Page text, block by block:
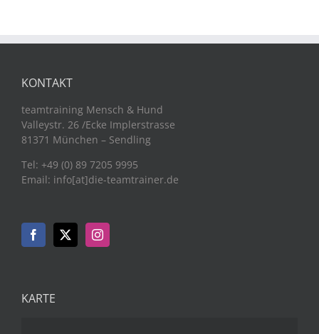
KONTAKT
teamtraining Mensch & Hund
Valleystr. 26 /Ecke Implerstrasse
81371 München – Sendling
Tel: +49 (0) 89 7205 9995
Email: info[at]die-teamtrainer.de
KARTE